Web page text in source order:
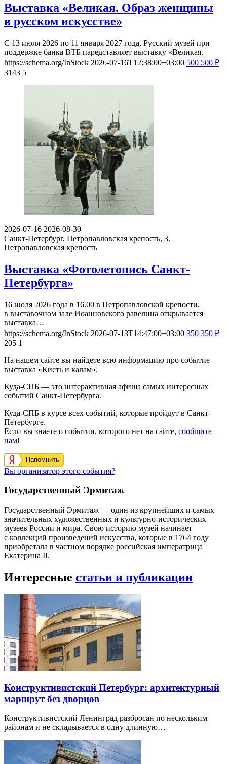
Выставка «Великая. Образ женщины
в русском искусстве»
С 13 июля 2026 по 11 января 2027 года, Русский музей при
поддержке банка ВТБ паредставляет выставку «Великая.
https://schema.org/InStock 2026-07-16T12:38:00+03:00 500 500 ₽
3143 5
2026-07-16 2026-08-30
Санкт-Петербург, Петропавловская крепость, 3.
Петропавловская крепость
Выставка «Фотолетопись Санкт-
Петербурга»
16 июля 2026 года в 16.00 в Петропавловской крепости,
в выставочном зале Иоанновского равелина открывается
выставка…
https://schema.org/InStock 2026-07-13T14:47:00+03:00 350 350 ₽
205 1
На нашем сайте вы найдете всю информацию про событие
выставка «Кисть и калам».
Куда-СПБ — это интерактивная афиша самых интересных
событий Санкт-Петербурга.
Куда-СПБ в курсе всех событий, которые пройдут в Санкт-
Петербурге.
Если вы знаете о событии, которого нет на сайте, сообщите
нам!
Напомнить
Вы организатор этого события?
Государственный Эрмитаж
Государственный Эрмитаж — один из крупнейших и самых
значительных художественных и культурно-исторических
музеев России и мира. Свою историю музей начинает
с коллекций произведений искусства, которые в 1764 году
приобретала в частном порядке российская императрица
Екатерина II.
Интересные статьи и публикации
Конструктивистский Петербург: архитектурный
маршрут без дворцов
Конструктивистский Ленинград разбросан по нескольким
районам и не складывается в одну длинную…